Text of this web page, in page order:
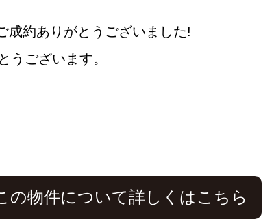
成約ありがとうございました!
うございます。
の物件について詳しくはこちら